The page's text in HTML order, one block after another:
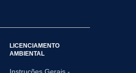
LICENCIAMENTO
AMBIENTAL